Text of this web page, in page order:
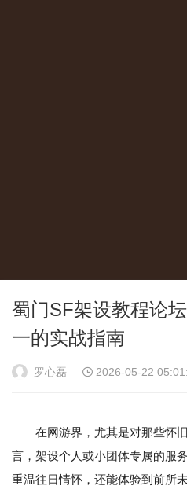
蜀门SF架设教程论
一的实战指南
罗心磊 2026-05-22
在网游界，尤其是对那些怀
言，架设个人或小团体专属的服
重温往日情怀，还能体验到前所